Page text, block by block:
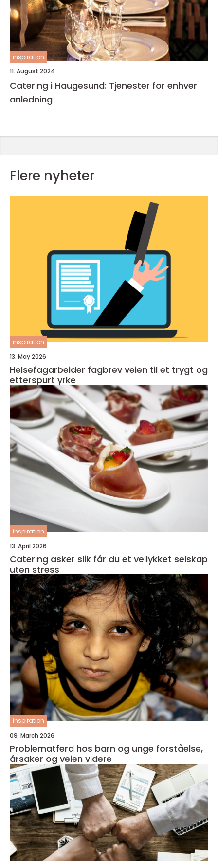
inspiration
11. August 2024
Catering i Haugesund: Tjenester for enhver
anledning
Flere nyheter
inspiration
13. May 2026
Helsefagarbeider fagbrev veien til et trygt og
etterspurt yrke
inspiration
13. April 2026
Catering asker slik får du et vellykket selskap
uten stress
inspiration
09. March 2026
Problematferd hos barn og unge forståelse,
årsaker og veien videre